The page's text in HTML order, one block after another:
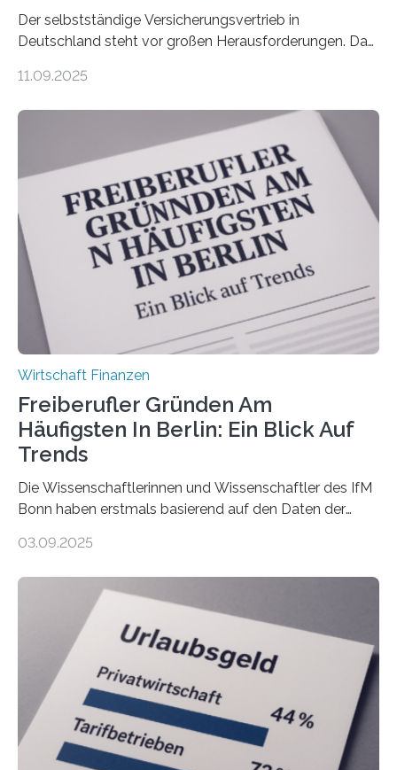
Der selbstständige Versicherungsvertrieb in
Deutschland steht vor großen Herausforderungen. Das
Dr. Matthias Beenken und Prof. Dr. Lukas Linnenbrink
Bundesverbands Deutscher Versicherungskaufleute e.V.
durchgeführt haben. Die Studie basiert auf den
Antworten von 1.440 selbstständigen
Versicherungsvertreter*innen und -makler*innen. Ein
Ergebnis: Deutlich mehr als die Hälfte der Befragten ist
über 50 Jahre alt und wird in den nächsten Jahren eine
Nachfolgeregelung benötigen. Aber nur ein Drittel hat
bereits Regelungen…
11.09.2025
Wirtschaft Finanzen
Freiberufler Gründen Am
Häufigsten In Berlin: Ein Blick Auf
Trends
Die Wissenschaftlerinnen und Wissenschaftler des IfM
Bonn haben erstmals basierend auf den Daten der
Landkreise mit den meisten Gründungen von
ist demnach Berlin. Betrachtet man nur die Gründungen
der Freiberuflerinnen, so liegt Leipzig an der Spitze. In
Berlin starteten in 2024 die meisten Personen in eine
eigene freiberufliche Existenz, dahinter folgten die
Städte Hamburg, München und Köln. Betrachtet man
hingegen die Existenzgründungsintensität – die Anzahl
der freiberuflichen Gründungen je…
03.09.2025